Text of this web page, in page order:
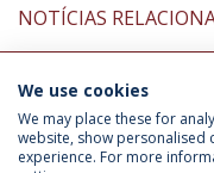
NOTÍCIAS
INFORMAÇÃO
We use cookies
We may place these for
website, show personalised
experience. For more